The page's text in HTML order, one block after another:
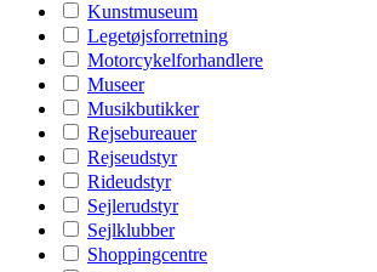
Kunstmuseum
Legetøjsforretning
Motorcykelforhandlere
Museer
Musikbutikker
Rejsebureauer
Rejseudstyr
Rideudstyr
Sejlerudstyr
Sejlklubber
Shoppingcentre